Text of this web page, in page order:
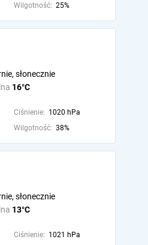
Wilgotność: 25%
16°C
słonecznie
Ciśnienie: 1020 hPa
Wilgotność: 38%
13°C
słonecznie
Ciśnienie: 1021 hPa